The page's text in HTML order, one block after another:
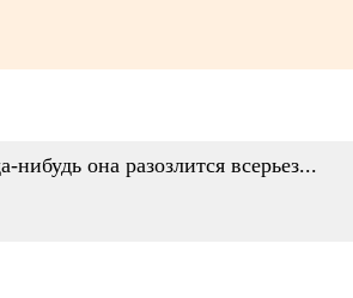
она разозлится всерьез...